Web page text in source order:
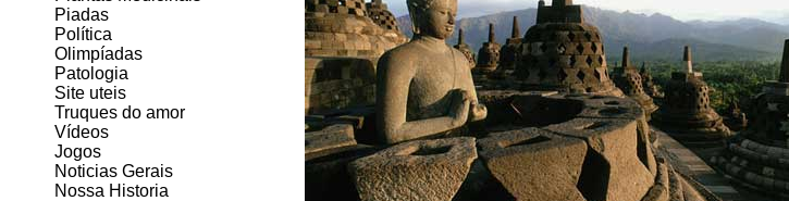
Piadas
Política
Olimpíadas
Patologia
Site uteis
Truques do amor
Vídeos
Jogos
Noticias Gerais
Nossa Historia